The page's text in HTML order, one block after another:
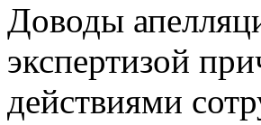
Доводы
экспертизой
действиями